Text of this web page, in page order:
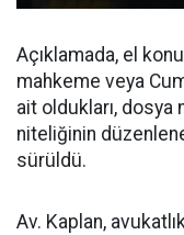
Açıklamada, el
mahkeme veya
ait oldukları, dosya
niteliğinin
sürüldü.
Av. Kaplan,